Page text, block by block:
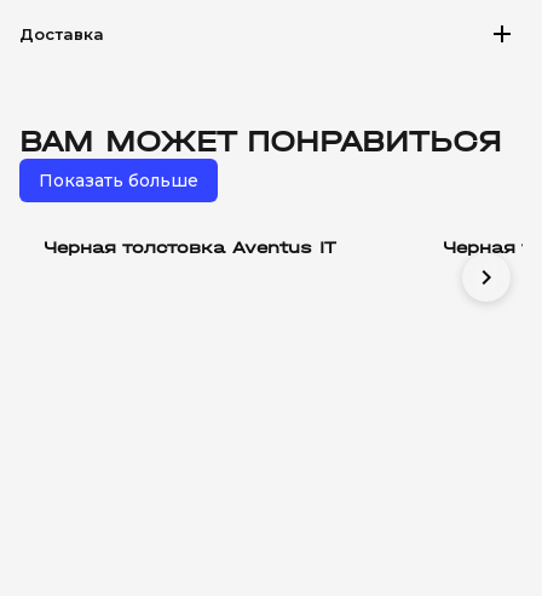
Доставка add
ВАМ МОЖЕТ ПОНРАВИТЬСЯ
Показать больше
Черная толстовка Aventus IT Черная
chevron_right